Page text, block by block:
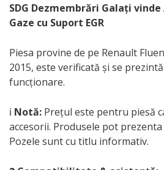
SDG Dezmembrări Galați
Gaze cu Suport EGR
Piesa provine de pe Renault
2015, este verificată și se
funcționare.
ℹ️ Notă: Prețul este pentru piesă
accesorii. Produsele pot
Pozele sunt cu titlu informativ.